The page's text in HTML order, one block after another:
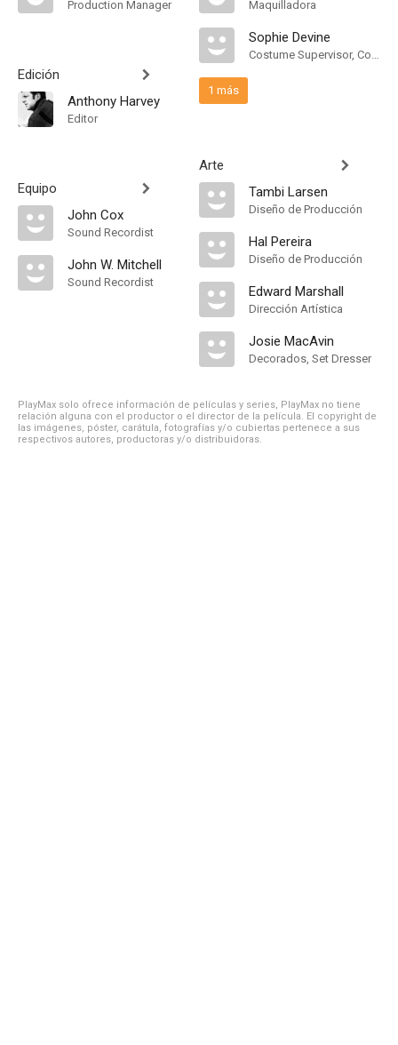
Production Manager
Edición
Anthony Harvey
Editor
Equipo
John Cox
Sound Recordist
John W. Mitchell
Sound Recordist
Maquilladora
Sophie Devine
Costume Supervisor, Costume Designer
1 más
Arte
Tambi Larsen
Diseño de Producción
Hal Pereira
Diseño de Producción
Edward Marshall
Dirección Artística
Josie MacAvin
Decorados, Set Dresser
PlayMax solo ofrece información de películas y series, PlayMax no tiene
relación alguna con el productor o el director de la película. El copyright de
las imágenes, póster, carátula, fotografías y/o cubiertas pertenece a sus
respectivos autores, productoras y/o distribuidoras.